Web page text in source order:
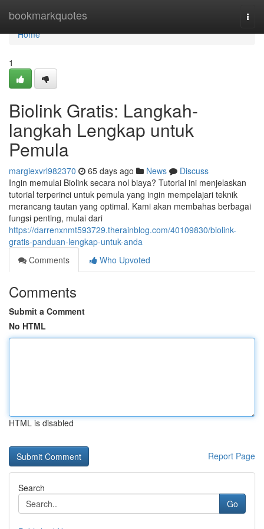
bookmarkquotes
Home
Home
1
Biolink Gratis: Langkah-
langkah Lengkap untuk
Pemula
margiexvrl982370 65 days ago News
Discuss
Ingin memulai Biolink secara nol biaya? Tutorial ini menjelaskan
tutorial terperinci untuk pemula yang ingin mempelajari teknik
merancang tautan yang optimal. Kami akan membahas berbagai
fungsi penting, mulai dari
https://darrenxnmt593729.therainblog.com/40109830/biolink-
gratis-panduan-lengkap-untuk-anda
Comments
Who Upvoted
Comments
Submit a Comment
No HTML
HTML is disabled
Report Page
Search
Go